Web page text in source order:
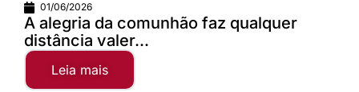
01/06/2026
A alegria da comunhão faz qualquer
distância valer...
Leia mais